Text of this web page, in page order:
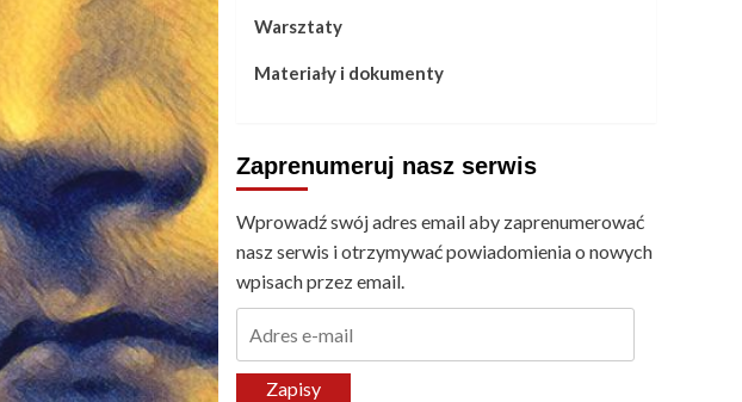
Warsztaty
Materiały i dokumenty
Zaprenumeruj nasz serwis
Wprowadź swój adres email aby zaprenumerować
nasz serwis i otrzymywać powiadomienia o nowych
wpisach przez email.
mailZapisy